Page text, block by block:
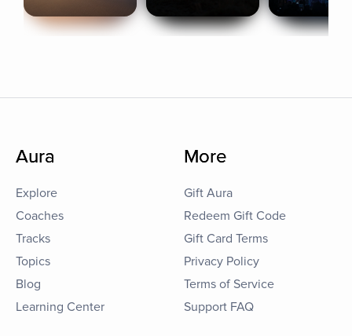
Aura
Explore
Coaches
Tracks
Topics
Blog
Learning Center
More
Gift Aura
Redeem Gift Code
Gift Card Terms
Privacy Policy
Terms of Service
Support FAQ